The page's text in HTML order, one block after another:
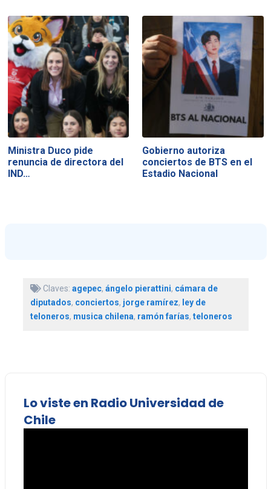
Ministra Duco pide
renuncia de directora del
IND…
Gobierno autoriza
conciertos de BTS en el
Estadio Nacional
Claves: agepec, ángelo pierattini, cámara de
diputados, conciertos, jorge ramírez, ley de
teloneros, musica chilena, ramón farías, teloneros
Lo viste en Radio Universidad de
Chile